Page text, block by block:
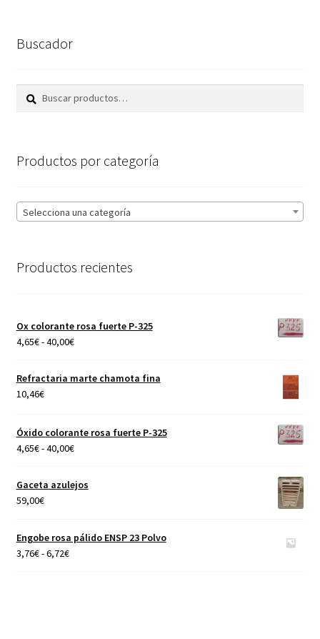
Buscador
Buscar
Buscar
Productos por categoría
Selecciona una categoría
Productos recientes
Ox colorante rosa fuerte P-325
4,65€-40,00€Rango
precios:
40,00€
Refractaria marte chamota fina
10,46€
Óxido colorante rosa fuerte P-325
4,65€-40,00€Rango
precios:
desde
40,00€
Gaceta azulejos
59,00€
Engobe rosa pálido ENSP 23 Polvo
3,76€-6,72€Rango